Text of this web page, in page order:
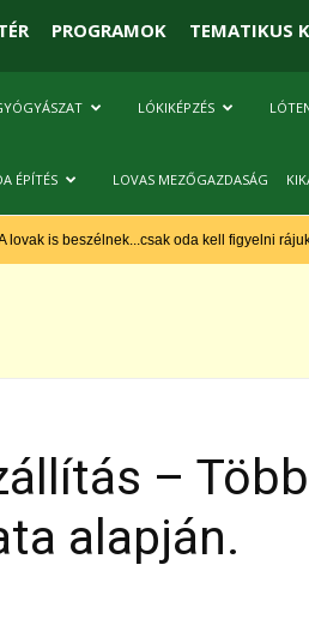
PROGRAMOK TEMATIKUS
LÓKIKÉPZÉS
ÉPÍTÉS LOVAS MEZŐGAZDASÁG
lovak is beszélnek...csak oda kell figyelni
– Több
alapján.